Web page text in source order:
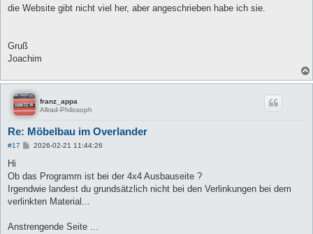
a
die Website gibt nicht viel her, aber angeschrieben habe ich sie.
Gruß
Joachim
franz_appa
Allrad-Philosoph
Re: Möbelbau im Overlander
#17
B
r
a
2026-02-21 11:44:26
Hi
Ob das Programm ist bei der 4x4 Ausbauseite ?
Irgendwie landest du grundsätzlich nicht bei den Verlinkungen bei dem
verlinkten Material...
Anstrengende Seite ...